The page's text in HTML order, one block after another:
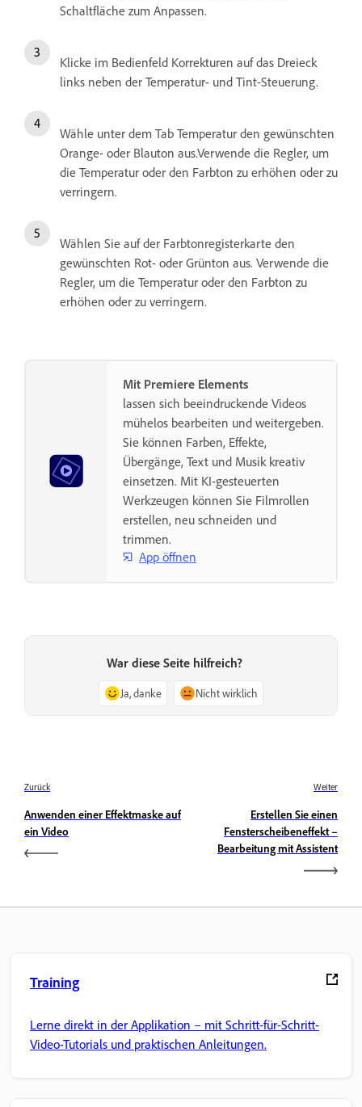
Schaltfläche zum Anpassen.
Klicke im Bedienfeld Korrekturen auf das Dreieck
links neben der Temperatur- und Tint-Steuerung.
Wähle unter dem Tab Temperatur den gewünschten
Orange- oder Blauton aus.Verwende die Regler, um
die Temperatur oder den Farbton zu erhöhen oder zu
verringern.
Wählen Sie auf der Farbtonregisterkarte den
gewünschten Rot- oder Grünton aus. Verwende die
Regler, um die Temperatur oder den Farbton zu
erhöhen oder zu verringern.
Mit Premiere Elements
lassen sich beeindruckende Videos
mühelos bearbeiten und weitergeben.
Sie können Farben, Effekte,
Übergänge, Text und Musik kreativ
einsetzen. Mit KI-gesteuerten
Werkzeugen können Sie Filmrollen
erstellen, neu schneiden und
trimmen.
App öffnen
War diese Seite hilfreich?
Ja, danke Nicht wirklich
Zurück
Anwenden einer Effektmaske auf
ein Video
Weiter
Erstellen Sie einen
Fensterscheibeneffekt –
Bearbeitung mit Assistent
Training
Lerne direkt in der Applikation – mit Schritt-für-Schritt-
Video-Tutorials und praktischen Anleitungen.